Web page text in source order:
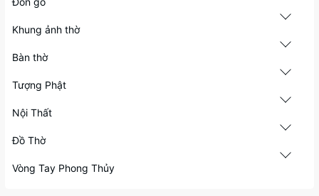
Khung ảnh thờ
Bàn thờ
Tượng Phật
Nội Thất
Đồ Thờ
Vòng Tay Phong Thủy